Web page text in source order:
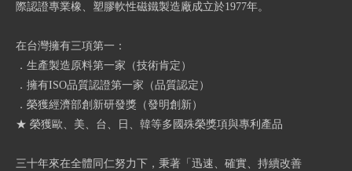
際認證專業橡、塑膠軟性磁鐵製造廠成立於1977年。
在台灣擁有三項第一：
．生產製造原料第一家（技術肯定）
．擁有ISO品質認證第一家（品質認定）
．榮獲經濟部創新研發獎（發明創新）
★ 榮獲歐、美、台、日、韓等多國殊榮獎項與專利產品
三十年來在全體同仁努力下，秉著「迅速、確實、持續改善